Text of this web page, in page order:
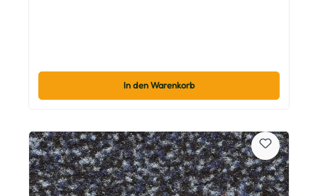
In den Warenkorb